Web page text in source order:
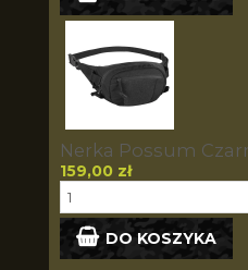
Nerka Possum
159,00 zł
DO KOSZYKA